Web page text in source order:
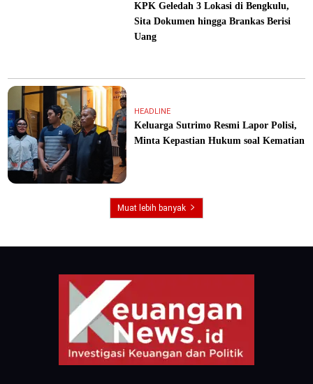
KPK Geledah 3 Lokasi di Bengkulu,
Sita Dokumen hingga Brankas Berisi
Uang
HEADLINE
Keluarga Sutrimo Resmi Lapor Polisi,
Minta Kepastian Hukum soal Kematian
Muat lebih banyak